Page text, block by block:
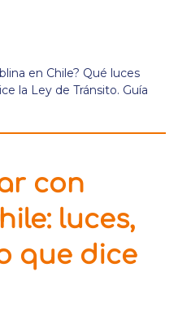
en Chile? Qué luces
la Ley de Tránsito. Guía
con
luces,
que dice